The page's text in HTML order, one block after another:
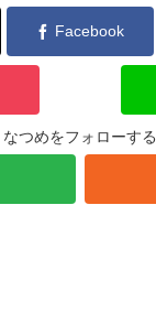
Facebook
なつめをフォローする